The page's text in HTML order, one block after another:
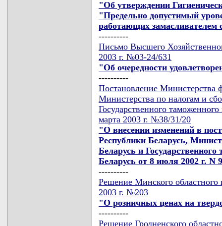
"Об утверждении
"Предельно допустимый
работающих
----------
Письмо Высшего
2003 г. №03-24/631
"Об очередности
----------
Постановление Министерства
Министерства по налогам и
Государственного
марта 2003 г. №38/31/20
"О внесении изменений в
Республики Беларусь,
Беларусь и
Беларусь от 8 июля 2002 г. N
----------
Решение Минского областного
2003 г. №203
"О розничных ценах на
----------
Решение Гродненского